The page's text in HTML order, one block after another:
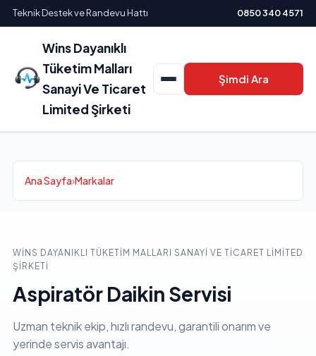
Teknik Destek ve Randevu Hattı 0850 340 4571
Wins Dayanıklı
Tüketim Malları
Sanayi Ve Ticaret
Limited Şirketi
Şimdi Ara
Ana Sayfa›Markalar
WINS DAYANIKLI TÜKETIM MALLARI SANAYI VE TICARET LIMITED
ŞIRKETI
Aspiratör Daikin Servisi
Uzman teknik ekip, hızlı randevu, garantili onarım ve
yerinde servis avantajı.